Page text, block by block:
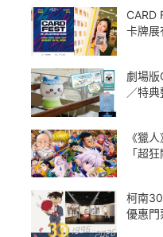
CARD
卡牌展
劇場
／特
《獵
「超
柯南
優惠